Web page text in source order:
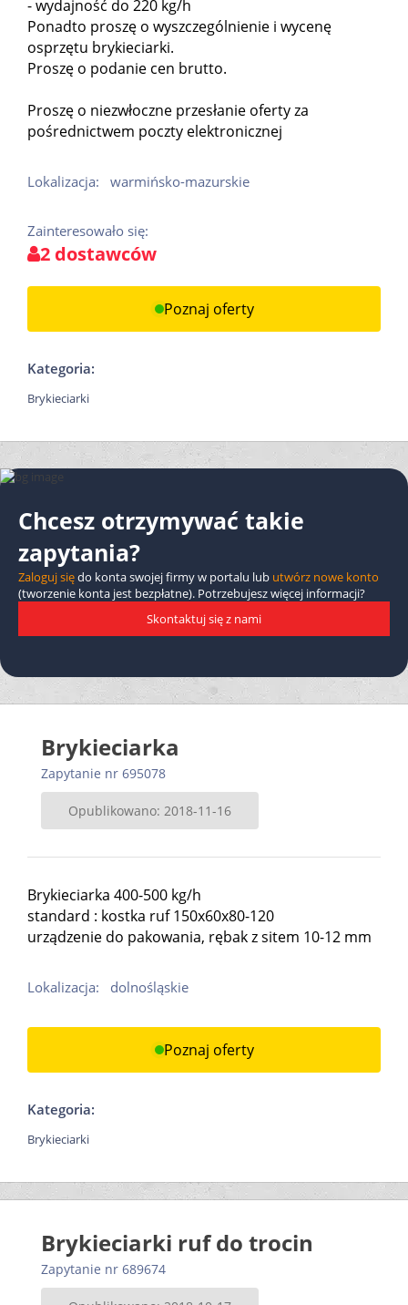
- wydajność do 220 kg/h
Ponadto proszę o wyszczególnienie i wycenę
osprzętu brykieciarki.
Proszę o podanie cen brutto.
Proszę o niezwłoczne przesłanie oferty za
pośrednictwem poczty elektronicznej
Lokalizacja: warmińsko-mazurskie
Zainteresowało się:
2 dostawców
Poznaj oferty
Kategoria:
Brykieciarki
Chcesz otrzymywać takie
zapytania?
Zaloguj siędo konta swojej firmy w portalu lub utwórz nowe konto
(tworzenie konta jest bezpłatne). Potrzebujesz więcej informacji?
Skontaktuj się z nami
Brykieciarka
Zapytanie nr 695078
Opublikowano: 2018-11-16
Brykieciarka 400-500 kg/h
standard : kostka ruf 150x60x80-120
urządzenie do pakowania, rębak z sitem 10-12 mm
Lokalizacja: dolnośląskie
Poznaj oferty
Kategoria:
Brykieciarki
Brykieciarki ruf do trocin
Zapytanie nr 689674